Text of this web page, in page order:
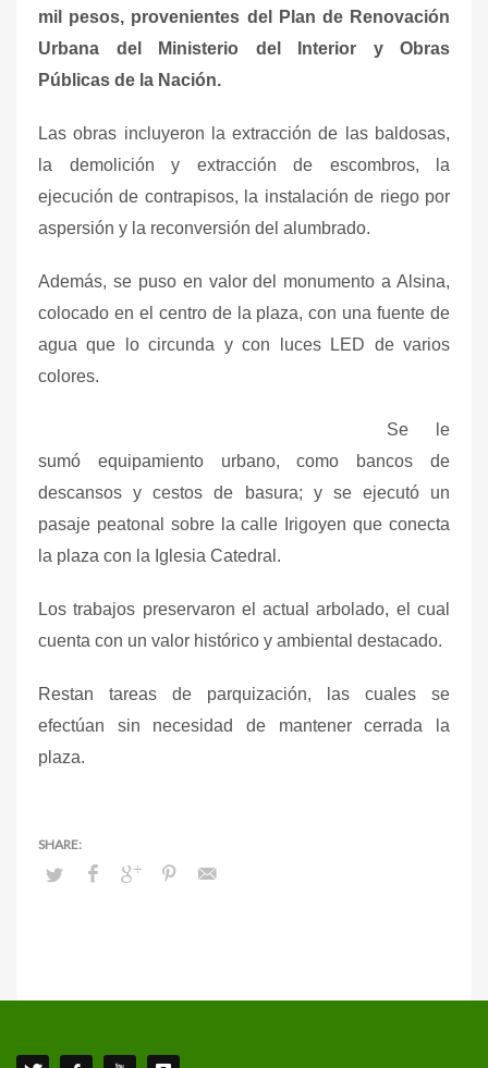
mil pesos, provenientes del Plan de Renovación
Urbana del Ministerio del Interior y Obras
Públicas de la Nación.
Las obras incluyeron la extracción de las baldosas,
la demolición y extracción de escombros, la
ejecución de contrapisos, la instalación de riego por
aspersión y la reconversión del alumbrado.
Además, se puso en valor del monumento a Alsina,
colocado en el centro de la plaza, con una fuente de
agua que lo circunda y con luces LED de varios
colores.
Se le
sumó equipamiento urbano, como bancos de
descansos y cestos de basura; y se ejecutó un
pasaje peatonal sobre la calle Irigoyen que conecta
la plaza con la Iglesia Catedral.
Los trabajos preservaron el actual arbolado, el cual
cuenta con un valor histórico y ambiental destacado.
Restan tareas de parquización, las cuales se
efectúan sin necesidad de mantener cerrada la
plaza.